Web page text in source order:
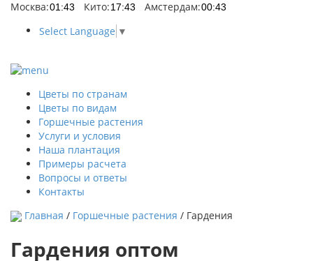
Москва: Кито:
Амстердам:
Select Language ▼
Цветы по странам
Цветы по видам
Горшечные растения
Услуги и условия
Наша плантация
Примеры расчета
Вопросы и ответы
Контакты
Главная / Горшечные растения / Гардения
Гардения оптом